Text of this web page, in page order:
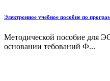
Электронное учебное пособие по
Методической пособие для
основании тебований Ф...